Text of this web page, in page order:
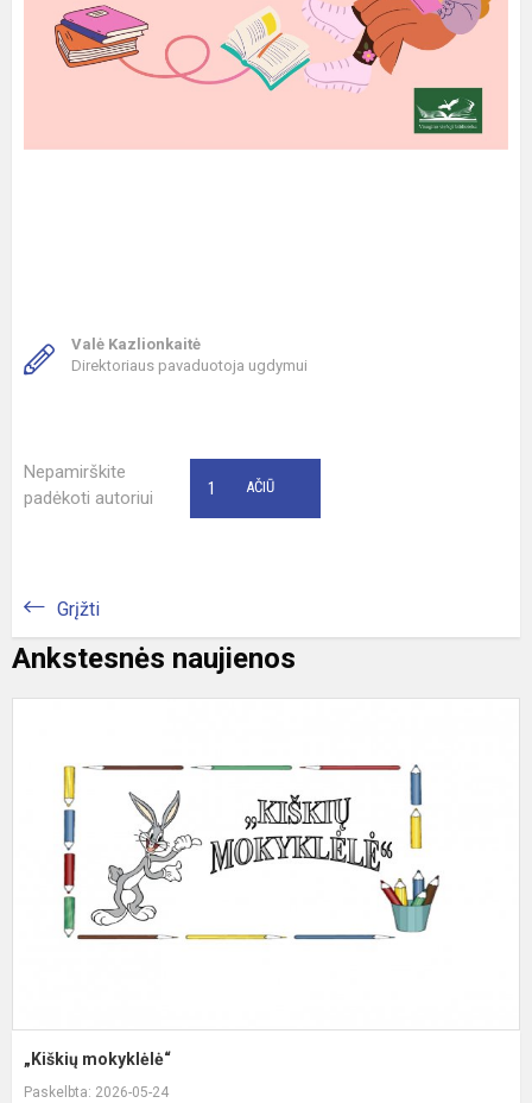
Valė Kazlionkaitė
Direktoriaus pavaduotoja ugdymui
Nepamirškite
padėkoti autoriui
AČIŪ
1
Grįžti
Ankstesnės naujienos
„Kiškių mokyklėlė“
Paskelbta: 2026-05-24